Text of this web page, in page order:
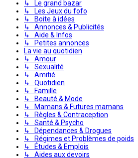
↳ Le grand bazar
↳ Les Jeux du fofo
↳ Boite à idées
↳ Annonces & Publicités
↳ Aide & Infos
↳ Petites annonces
La vie au quotidien
↳ Amour
↳ Sexualité
↳ Amitié
↳ Quotidien
↳ Famille
↳ Beauté & Mode
↳ Mamans & Futures mamans
↳ Règles & Contraception
↳ Santé & Psycho
↳ Dépendances & Drogues
↳ Régimes et Problèmes de poids
↳ Études & Emplois
↳ Aides aux devoirs